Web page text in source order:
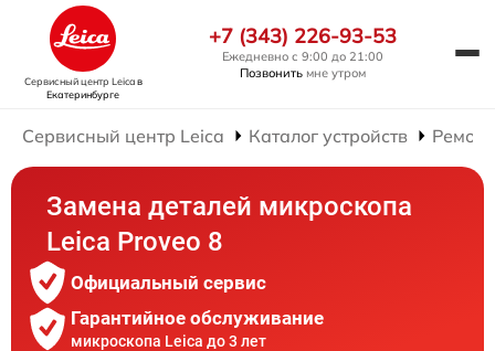
Сервисный центр Leicaв
Екатеринбурге
+7 (343) 226-93-53
Ежедневно с 9:00 до 21:00
Позвонить мне утром
Сервисный центр Leica Каталог устройств
Замена деталей микроскопа
Leica Proveo 8
Официальный сервис
Гарантийное обслуживание
микроскопа Leica до 3 лет